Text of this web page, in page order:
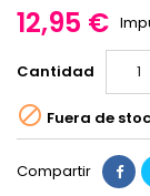
12,95 €
Cantidad
 Fuera de
Compartir